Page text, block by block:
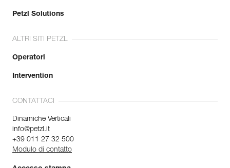
Petzl Solutions
ALTRI SITI PETZL
Operatori
Intervention
CONTATTACI
Dinamiche Verticali
info@petzl.it
+39 011 27 32 500
Modulo di contatto